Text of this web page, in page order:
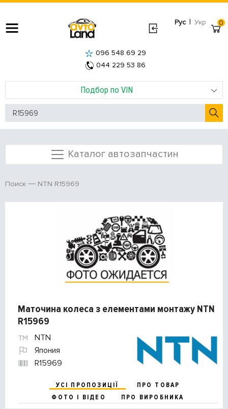
Рус | Укр
Подбор по VIN
096 548 69 29
044 229 53 86
0
Каталог автозапчастин
Поиск NTN R15969
Маточина колеса з елементами монтажу NTN
R15969
NTN
Япония
R15969
УСІ ПРОПОЗИЦІЇ
ПРО ТОВАР
ФОТО І ВІДЕО
ПРО ВИРОБНИКА